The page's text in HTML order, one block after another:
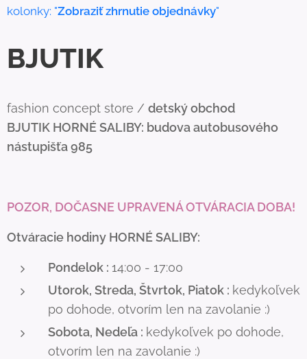
kolonky: "Zobraziť zhrnutie objednávky"
BJUTIK
fashion concept store / detský obchod
BJUTIK HORNÉ SALIBY: budova autobusového
nástupišťa 985
POZOR, DOČASNE UPRAVENÁ OTVÁRACIA DOBA!
Otváracie hodiny HORNÉ SALIBY:
Pondelok : 14:00 - 17:00
Utorok, Streda, Štvrtok, Piatok : kedykoľvek
po dohode, otvorím len na zavolanie :)
Sobota, Nedeľa : kedykoľvek po dohode,
otvorím len na zavolanie :)